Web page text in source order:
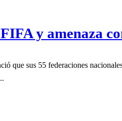
y amenaza
que sus 55 federaciones